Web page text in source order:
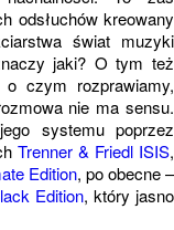
odsłuchów kreowany
świat muzyki
jaki? O tym też
o czym rozprawiamy,
nie ma sensu.
systemu poprzez
Trenner & Friedl ISIS,
Edition, po obecne –
Edition, który jasno